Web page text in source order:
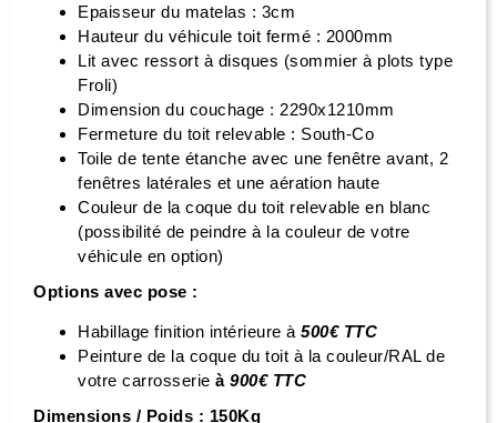
Epaisseur du matelas : 3cm
Hauteur du véhicule toit fermé : 2000mm
Lit avec ressort à disques (sommier à plots type
Froli)
Dimension du couchage : 2290x1210mm
Fermeture du toit relevable : South-Co
Toile de tente étanche avec une fenêtre avant, 2
fenêtres latérales et une aération haute
Couleur de la coque du toit relevable en blanc
(possibilité de peindre à la couleur de votre
véhicule en option)
Options avec pose :
Habillage finition intérieure à 500€ TTC
Peinture de la coque du toit à la couleur/RAL de
votre carrosserie à900€ TTC
Dimensions / Poids : 150Kg